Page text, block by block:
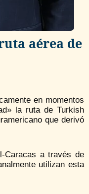
aérea de
en momentos
la ruta de Turkish
que derivó
Caracas a través de
utilizan esta